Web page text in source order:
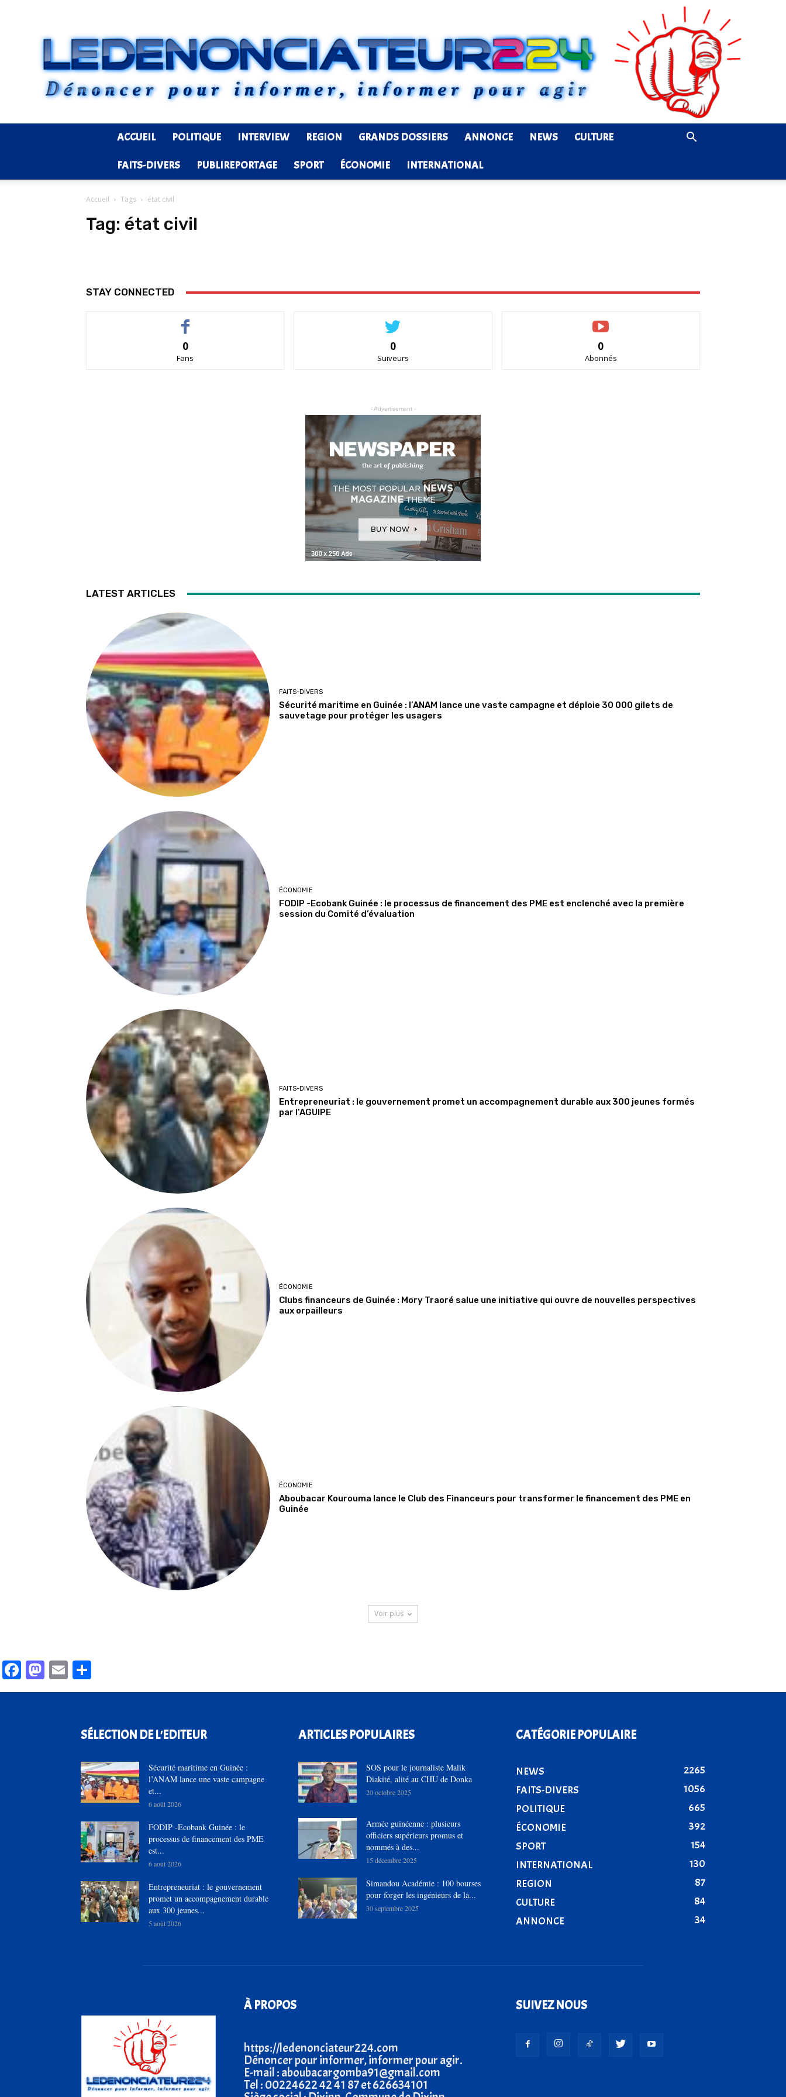
Ledenonciateur224
ACCUEIL POLITIQUE INTERVIEW REGION GRANDS DOSSIERS ANNONCE NEWS CULTURE
FAITS-DIVERS PUBLIREPORTAGE SPORT ÉCONOMIE INTERNATIONAL
Accueil Tags état civil
Tag: état civil
STAY CONNECTED
0
Fans
0
Suiveurs
0
Abonnés
- Advertisement -
LATEST ARTICLES
FAITS-DIVERS
Sécurité maritime en Guinée : l’ANAM lance une vaste campagne et déploie 30 000 gilets de
sauvetage pour protéger les usagers
ÉCONOMIE
FODIP -Ecobank Guinée : le processus de financement des PME est enclenché avec la première
session du Comité d’évaluation
FAITS-DIVERS
Entrepreneuriat : le gouvernement promet un accompagnement durable aux 300 jeunes formés
par l’AGUIPE
ÉCONOMIE
Clubs financeurs de Guinée : Mory Traoré salue une initiative qui ouvre de nouvelles perspectives
aux orpailleurs
ÉCONOMIE
Aboubacar Kourouma lance le Club des Financeurs pour transformer le financement des PME en
Guinée
Voir plus
Facebook
Mastodon
Email
SÉLECTION DE L'EDITEUR
Sécurité maritime en Guinée :
l’ANAM lance une vaste campagne
et...
6 août 2026
FODIP -Ecobank Guinée : le
processus de financement des PME
est...
6 août 2026
Entrepreneuriat : le gouvernement
promet un accompagnement durable
aux 300 jeunes...
5 août 2026
ARTICLES POPULAIRES
SOS pour le journaliste Malik
Diakité, alité au CHU de Donka
20 octobre 2025
Armée guinéenne : plusieurs
officiers supérieurs promus et
nommés à des...
15 décembre 2025
Simandou Académie : 100 bourses
pour forger les ingénieurs de la...
30 septembre 2025
CATÉGORIE POPULAIRE
NEWS
2265
FAITS-DIVERS
1056
POLITIQUE
665
ÉCONOMIE
392
SPORT
154
INTERNATIONAL
130
REGION
87
CULTURE
84
ANNONCE
34
À PROPOS
https://ledenonciateur224.com
Dénoncer pour informer, informer pour agir.
E-mail : aboubacargomba91@gmail.com
Tel : 00224622 42 41 87 et 626634101
SUIVEZ NOUS